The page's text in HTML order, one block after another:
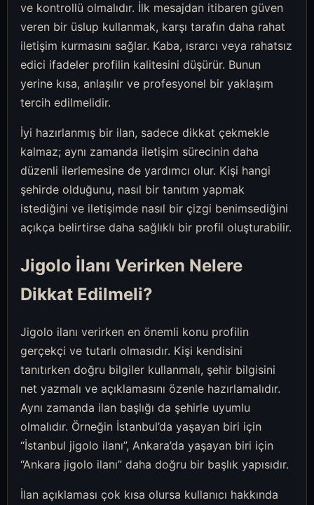
ve kontrollü olmalıdır. İlk mesajdan itibaren güven
veren bir üslup kullanmak, karşı tarafın daha rahat
iletişim kurmasını sağlar. Kaba, ısrarcı veya rahatsız
edici ifadeler profilin kalitesini düşürür. Bunun
yerine kısa, anlaşılır ve profesyonel bir yaklaşım
tercih edilmelidir.
İyi hazırlanmış bir ilan, sadece dikkat çekmekle
kalmaz; aynı zamanda iletişim sürecinin daha
düzenli ilerlemesine de yardımcı olur. Kişi hangi
şehirde olduğunu, nasıl bir tanıtım yapmak
istediğini ve iletişimde nasıl bir çizgi benimsediğini
açıkça belirtirse daha sağlıklı bir profil oluşturabilir.
Jigolo İlanı Verirken Nelere
Dikkat Edilmeli?
Jigolo ilanı verirken en önemli konu profilin
gerçekçi ve tutarlı olmasıdır. Kişi kendisini
tanıtırken doğru bilgiler kullanmalı, şehir bilgisini
net yazmalı ve açıklamasını özenle hazırlamalıdır.
Aynı zamanda ilan başlığı da şehirle uyumlu
olmalıdır. Örneğin İstanbul’da yaşayan biri için
“İstanbul jigolo ilanı”, Ankara’da yaşayan biri için
“Ankara jigolo ilanı” daha doğru bir başlık yapısıdır.
İlan açıklaması çok kısa olursa kullanıcı hakkında